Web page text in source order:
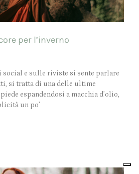
per l’inverno
social e sulle riviste si sente parlare
si tratta di una delle ultime
espandendosi a macchia d’olio,
un po’